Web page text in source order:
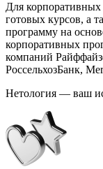
Для корпоративных
готовых курсов, а
программу на
корпоративных
компаний
РоссельхозБанк,
Нетология — ваш